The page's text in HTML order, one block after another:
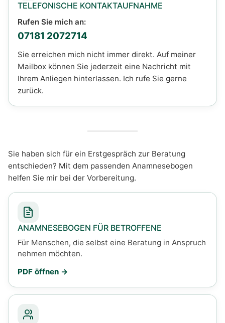
TELEFONISCHE KONTAKTAUFNAHME
Rufen Sie mich an:
07181 2072714
Sie erreichen mich nicht immer direkt. Auf meiner
Mailbox können Sie jederzeit eine Nachricht mit
Ihrem Anliegen hinterlassen. Ich rufe Sie gerne
zurück.
Sie haben sich für ein Erstgespräch zur Beratung
entschieden? Mit dem passenden Anamnesebogen
helfen Sie mir bei der Vorbereitung.
ANAMNESEBOGEN FÜR BETROFFENE
Für Menschen, die selbst eine Beratung in Anspruch
nehmen möchten.
PDF öffnen